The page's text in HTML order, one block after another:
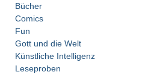
Bücher
Comics
Fun
Gott und die Welt
Künstliche Intelligenz
Leseproben